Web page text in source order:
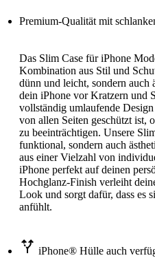
Premium-Qualität mit
Das Slim Case für iPhone
Kombination aus Stil und
dünn und leicht, sondern auch
dein iPhone vor Kratzern und
vollständig umlaufende
von allen Seiten geschützt ist,
zu beeinträchtigen. Unsere
funktional, sondern auch
aus einer Vielzahl von
iPhone perfekt auf deinen
Hochglanz-Finish verleiht
Look und sorgt dafür, dass es
anfühlt.
iPhone® Hülle auch